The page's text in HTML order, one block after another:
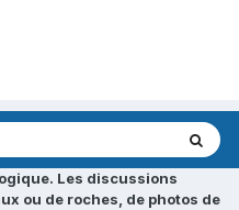
Les discussions
ou de roches, de photos de